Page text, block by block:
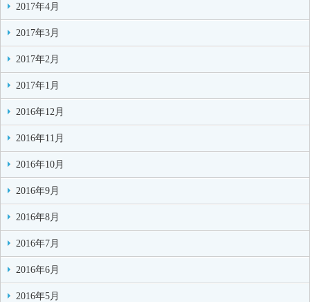
2017年4月
2017年3月
2017年2月
2017年1月
2016年12月
2016年11月
2016年10月
2016年9月
2016年8月
2016年7月
2016年6月
2016年5月